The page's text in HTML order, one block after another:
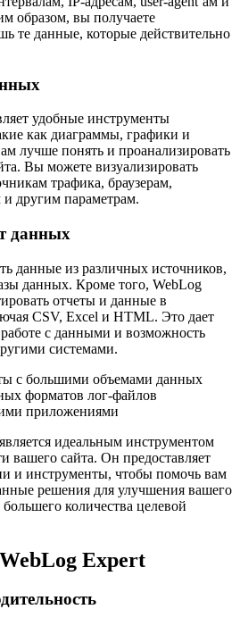
образом, вы получаете
те данные, которые действительно
удобные инструменты
как диаграммы, графики и
лучше понять и проанализировать
Вы можете визуализировать
трафика, браузерам,
другим параметрам.
данных
данные из различных источников,
данных. Кроме того, WebLog
отчеты и данные в
CSV, Excel и HTML. Это дает
с данными и возможность
системами.
с большими объемами данных
форматов лог-файлов
приложениями
идеальным инструментом
вашего сайта. Он предоставляет
и инструменты, чтобы помочь вам
решения для улучшения вашего
количества целевой
Expert